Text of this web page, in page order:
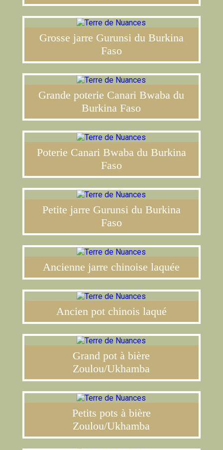
Grosse jarre Gurunsi du Burkina
Faso
Grande poterie Canari Bwaba du
Burkina Faso
Poterie Canari Bwaba du Burkina
Faso
Petite jarre Gurunsi du Burkina
Faso
Ancienne jarre chinoise laquée
Ancien pot chinois laqué
Grand pot à bière
Zoulou/Ukhamba
Petits pots à bière
Zoulou/Ukhamba